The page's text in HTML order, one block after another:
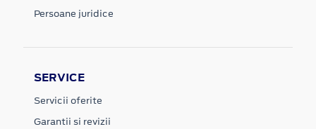
Persoane juridice
SERVICE
Servicii oferite
Garantii si revizii